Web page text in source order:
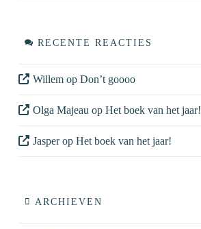
RECENTE REACTIES
Willemop Don’t goooo
Olga Majeau op Het boek van het jaar!
Jasperop Het boek van het jaar!
ARCHIEVEN